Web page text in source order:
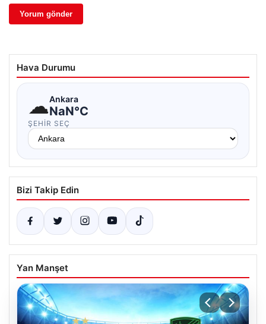
Hava Durumu
☁Ankara
NaN°C
ŞEHIR SEÇ
Bizi Takip Edin
Yan Manşet